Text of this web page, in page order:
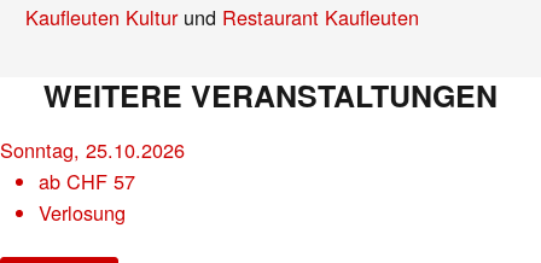
Kaufleuten Kulturund Restaurant Kaufleuten
WEITERE VERANSTALTUNGEN
Sonntag, 25.10.2026
abCHF 57
Verlosung